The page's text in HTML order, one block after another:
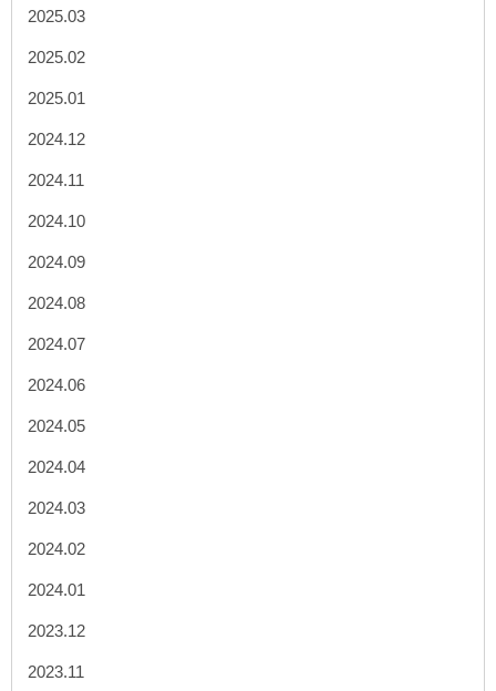
2025.03
2025.02
2025.01
2024.12
2024.11
2024.10
2024.09
2024.08
2024.07
2024.06
2024.05
2024.04
2024.03
2024.02
2024.01
2023.12
2023.11